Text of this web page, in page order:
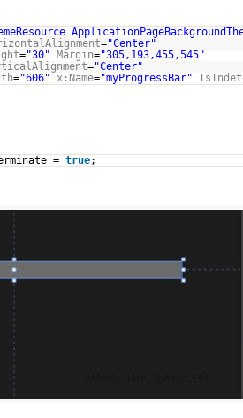
="Center"
="30" Margin="305,193,455,545"
="Center"
="606" x:Name="myProgressBar"
= true;